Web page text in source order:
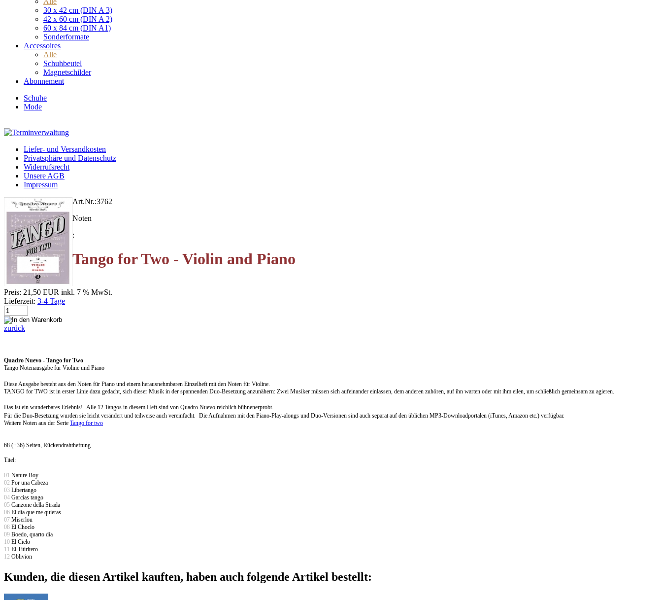
30 x 42 cm (DIN A 3)
42 x 60 cm (DIN A 2)
60 x 84 cm (DIN A1)
Sonderformate
Accessoires
Alle
Schuhbeutel
Magnetschilder
Abonnement
Schuhe
Mode
Liefer- und Versandkosten
Privatsphäre und Datenschutz
Widerrufsrecht
Unsere AGB
Impressum
Art.Nr.:3762
Noten
:
Tango for Two - Violin and Piano
Preis: 21,50 EUR inkl. 7 % MwSt.
Lieferzeit: 3-4 Tage
zurück
Quadro Nuevo - Tango for Two
Tango Notenausgabe für Violine und Piano
Diese Ausgabe besteht aus den Noten für Piano und einem herausnehmbaren Einzelheft mit den Noten für Violine.
TANGO for TWO ist in erster Linie dazu gedacht, sich dieser Musik in der spannenden Duo-Besetzung anzunähern: Zwei Musiker müssen sich aufeinander einlassen, dem anderen zuhören, auf ihn warten oder mit ihm eilen, um schließlich gemeinsam zu agieren.
Das ist ein wunderbares Erlebnis! Alle 12 Tangos in diesem Heft sind von Quadro Nuevo reichlich bühnenerprobt.
Für die Duo-Besetzung wurden sie leicht verändert und teilweise auch vereinfacht. Die Aufnahmen mit den Piano-Play-alongs und Duo-Versionen sind auch separat auf den üblichen MP3-Downloadportalen (iTunes, Amazon etc.) verfügbar.
Weitere Noten aus der Serie Tango for two
68 (+36) Seiten, Rückendrahtheftung
Titel:
01 Nature Boy
02 Por una Cabeza
03 Libertango
04 Garcias tango
05 Canzone della Strada
06 El día que me quieras
07 Miserlou
08 El Choclo
09 Boedo, quarto día
10 El Cielo
11 El Titiritero
12 Oblivion
Kunden, die diesen Artikel kauften, haben auch folgende Artikel bestellt: